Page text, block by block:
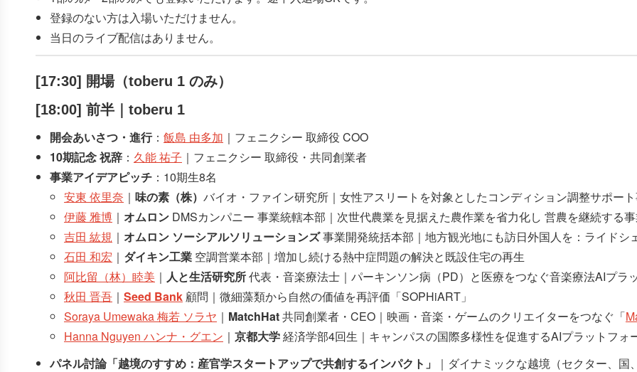
登録のない方は入場いただけません。
当日のライブ配信はありません。
[17:30] 開場（toberu 1 のみ）
[18:00] 前半｜toberu 1
開会あいさつ・進行： 飯島 由多加 ｜フェニクシー 取締役 COO
10期記念 祝辞 ： 久能 祐子 ｜フェニクシー 取締役・共同創業者
事業アイデアピッチ ：10期生8名
安東 依里奈 ｜ 味の素（株） バイオ・ファイン研究所｜女性アスリートを対象としたコンディション調整サポー
伊藤 雅博 ｜ オムロン DMSカンパニー 事業統轄本部｜次世代農業を見据えた農作業を省力化し 営農を継続する
吉田 紘規 ｜ オムロン ソーシアルソリューションズ事業開発統括本部｜地方観光地にも訪日外国人を：ライドシ
石田 和宏 ｜ ダイキン工業 空調営業本部｜増加し続ける熱中症問題の解決と既設住宅の再生
阿比留（林）睦美 ｜ 人と生活研究所代表・音楽療法士｜パーキンソン病（PD）と医療をつなぐ音楽療法AIプラ
秋田 晋吾 ｜ Seed Bank 顧問｜微細藻類から自然の価値を再評価「SOPHiART」
Soraya Umewaka 梅若 ソラヤ ｜ MatchHat共同創業者・CEO｜映画・音楽・ゲームのクリエイターをつなぐ「
Hanna Nguyen ハンナ・グエン ｜ 京都大学経済学部4回生｜キャンパスの国際多様性を促進するAIプラットフォ
パネル討論「越境のすすめ：産官学スタートアップで共創するインパクト」
｜ダイナミックな越境（セクター、